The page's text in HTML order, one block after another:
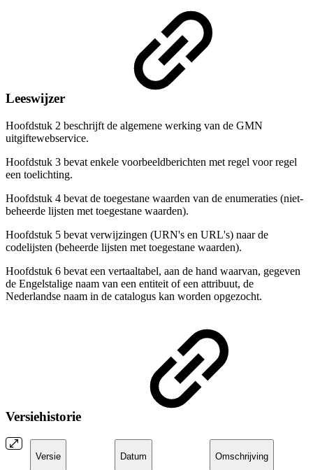
Leeswijzer
Hoofdstuk 2 beschrijft de algemene werking van de GMN
uitgiftewebservice.
Hoofdstuk 3 bevat enkele voorbeeldberichten met regel voor regel
een toelichting.
Hoofdstuk 4 bevat de toegestane waarden van de enumeraties (niet-
beheerde lijsten met toegestane waarden).
Hoofdstuk 5 bevat verwijzingen (URN's en URL's) naar de
codelijsten (beheerde lijsten met toegestane waarden).
Hoofdstuk 6 bevat een vertaaltabel, aan de hand waarvan, gegeven
de Engelstalige naam van een entiteit of een attribuut, de
Nederlandse naam in de catalogus kan worden opgezocht.
Versiehistorie
Versie Datum Omschrijving